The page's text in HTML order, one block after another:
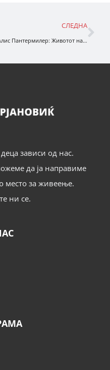
СЛЕДНА
Алис Пантермилер: Животот на Лота
зависи од нас.
да ја направиме
место за живеење.
ни се.